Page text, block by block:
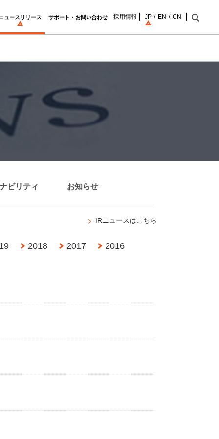
採用情報 JP EN CN
ュースリリース サポート・お問い合わせ
ビリティ お知らせ
IRニュースはこちら
2018 2017 2016